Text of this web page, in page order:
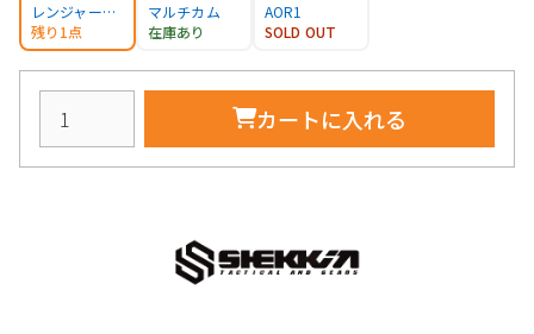
レンジャーグリーン
残り1点
マルチカム
在庫あり
AOR1
SOLD OUT
カートに入れる